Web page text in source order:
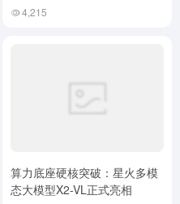
4,215
算力底座硬核突破：星火多模
态大模型X2-VL正式亮相